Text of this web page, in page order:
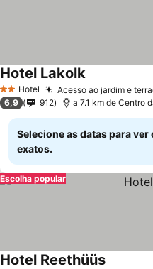
2 Estrelas
Hotel Acesso ao jardim e
Hotel Lakolk
6,9 912 a 7.1 km de Centro
Selecione as datas para ver
exatos.
Escolha popular
Hotel Reethüüs